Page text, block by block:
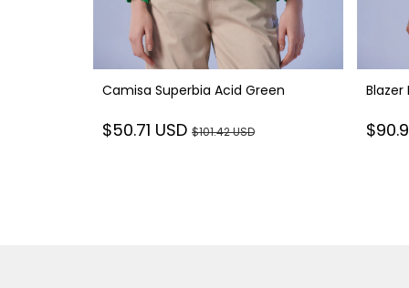
Camisa Superbia Acid Green
$50.71 USD $101.42 USD
Blazer